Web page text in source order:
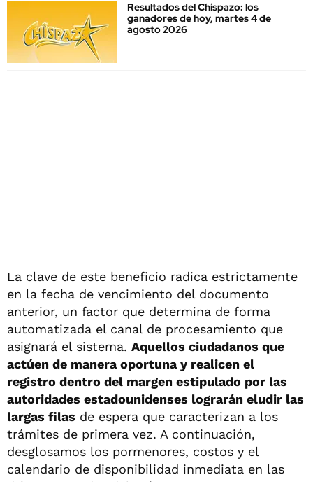
Resultados del Chispazo: los
ganadores de hoy, martes 4 de
agosto 2026
La clave de este beneficio radica estrictamente
en la fecha de vencimiento del documento
anterior, un factor que determina de forma
automatizada el canal de procesamiento que
asignará el sistema. Aquellos ciudadanos que
actúen de manera oportuna y realicen el
registro dentro del margen estipulado por las
autoridades estadounidenses lograrán eludir las
largas filas de espera que caracterizan a los
trámites de primera vez. A continuación,
desglosamos los pormenores, costos y el
calendario de disponibilidad inmediata en las